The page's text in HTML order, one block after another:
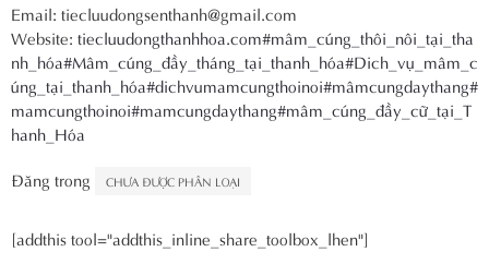
Email: tiecluudongsenthanh@gmail.com
Website: tiecluudongthanhhoa.com#mâm_cúng_thôi_nôi_tại_tha
nh_hóa#Mâm_cúng_đầy_tháng_tại_thanh_hóa#Dich_vụ_mâm_c
úng_tại_thanh_hóa#dichvumamcungthoinoi#mâmcungdaythang#
mamcungthoinoi#mamcungdaythang#mâm_cúng_đầy_cữ_tại_T
hanh_Hóa
Đăng trong
CHƯA ĐƯỢC PHÂN LOẠI
[addthis tool="addthis_inline_share_toolbox_lhen"]